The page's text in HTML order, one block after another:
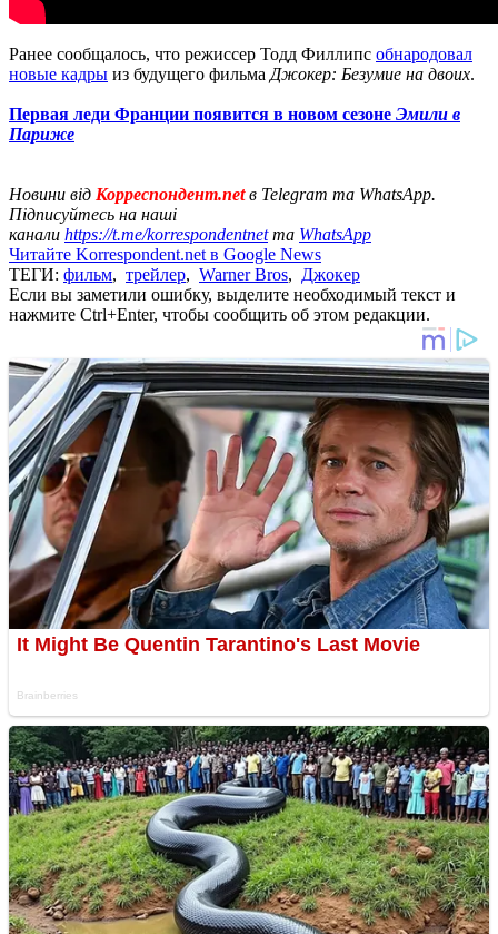
Ранее сообщалось, что режиссер Тодд Филлипс обнародовал
новые кадры из будущего фильма Джокер: Безумие на двоих.
Первая леди Франции появится в новом сезоне Эмили в
Париже
Новини від Корреспондент.netв Telegram та WhatsApp.
Підписуйтесь на наші
канали https://t.me/korrespondentnetта WhatsApp
Читайте Korrespondent.net в Google News
ТЕГИ: фильм, трейлер, Warner Bros, Джокер
Если вы заметили ошибку, выделите необходимый текст и
нажмите Ctrl+Enter, чтобы сообщить об этом редакции.